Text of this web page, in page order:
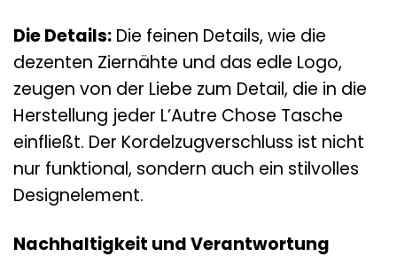
Die Details: Die feinen Details, wie die
dezenten Ziernähte und das edle Logo,
zeugen von der Liebe zum Detail, die in die
Herstellung jeder L’Autre Chose Tasche
einfließt. Der Kordelzugverschluss ist nicht
nur funktional, sondern auch ein stilvolles
Designelement.
Nachhaltigkeit und Verantwortung